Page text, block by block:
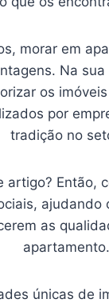
morar em
Na
os
por
tradição no
artigo? Então,
ajudando
as
apartamento.
únicas de